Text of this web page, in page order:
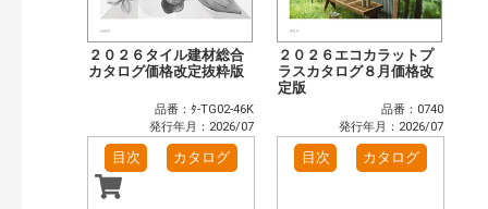
２０２６タイル建材総合
カタログ価格改定抜粋版
品番：ﾀ-TG02-46K
発行年月：2026/07
目次 カタログ
２０２６エコカラットプ
ラスカタログ８月価格改
定版
品番：0740
発行年月：2026/07
目次 カタログ